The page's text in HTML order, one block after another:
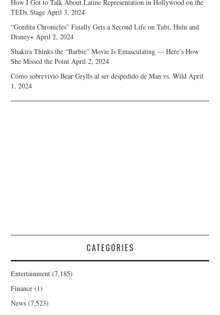
How I Got to Talk About Latine Representation in Hollywood on the
TEDx Stage April 3, 2024
“Gordita Chronicles” Finally Gets a Second Life on Tubi, Hulu and
Disney+ April 2, 2024
Shakira Thinks the “Barbie” Movie Is Emasculating — Here’s How
She Missed the Point April 2, 2024
Cómo sobrevivió Bear Grylls al ser despedido de Man vs. Wild April
1, 2024
CATEGORIES
Entertainment (7,185)
Finance (1)
News (7,523)